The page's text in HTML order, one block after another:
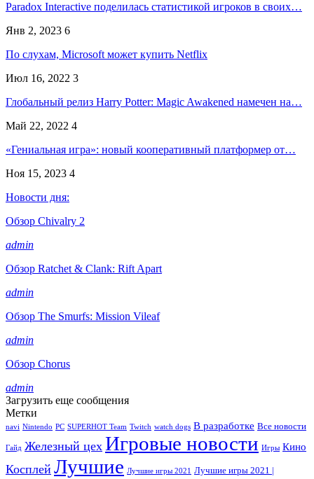
Paradox Interactive поделилась статистикой игроков в своих…
Янв 2, 2023 6
По слухам, Microsoft может купить Netflix
Июл 16, 2022 3
Глобальный релиз Harry Potter: Magic Awakened намечен на…
Май 22, 2022 4
«Гениальная игра»: новый кооперативный платформер от…
Ноя 15, 2023 4
Новости дня:
Обзор Chivalry 2
admin
Обзор Ratchet & Clank: Rift Apart
admin
Обзор The Smurfs: Mission Vileaf
admin
Обзор Chorus
admin
Загрузить еще сообщения
Метки
navi Nintendo PC SUPERHOT Team Twitch watch dogs В разработке Все новости
Гайд Железный цех Игровые новости Игры Кино
Косплей Лучшие Лучшие игры 2021
Лучшие игры 2021 |